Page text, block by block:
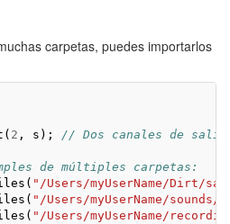
carpetas, puedes importarlos
( 2 , s ); // Dos canales de
de múltiples carpetas:
( "/Users/myUserName/Dirt/
( "/Users/myUserName/sounds/
( "/Users/myUserName/